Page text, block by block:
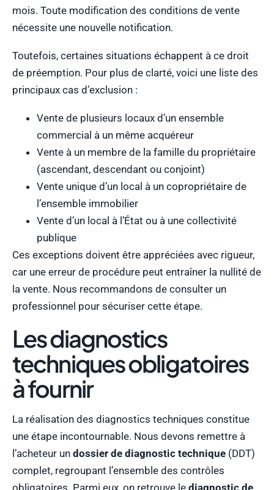
mois. Toute modification des conditions de vente
nécessite une nouvelle notification.
Toutefois, certaines situations échappent à ce droit
de préemption. Pour plus de clarté, voici une liste des
principaux cas d’exclusion :
Vente de plusieurs locaux d’un ensemble
commercial à un même acquéreur
Vente à un membre de la famille du propriétaire
(ascendant, descendant ou conjoint)
Vente unique d’un local à un copropriétaire de
l’ensemble immobilier
Vente d’un local à l’État ou à une collectivité
publique
Ces exceptions doivent être appréciées avec rigueur,
car une erreur de procédure peut entraîner la nullité de
la vente. Nous recommandons de consulter un
professionnel pour sécuriser cette étape.
Les diagnostics
techniques obligatoires
à fournir
La réalisation des diagnostics techniques constitue
une étape incontournable. Nous devons remettre à
l’acheteur un dossier de diagnostic technique (DDT)
complet, regroupant l’ensemble des contrôles